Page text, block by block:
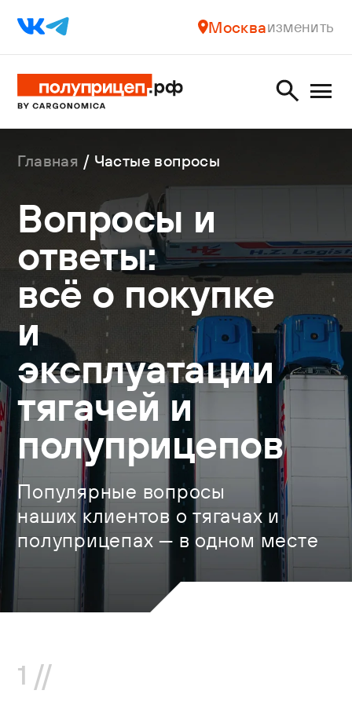
Москваизменить
Главная Частые вопросы
Вопросы и
ответы:
всё о покупке
и
эксплуатации
тягачей и
полуприцепов
Популярные вопросы
наших клиентов о тягачах и
полуприцепах — в одном месте
1 //